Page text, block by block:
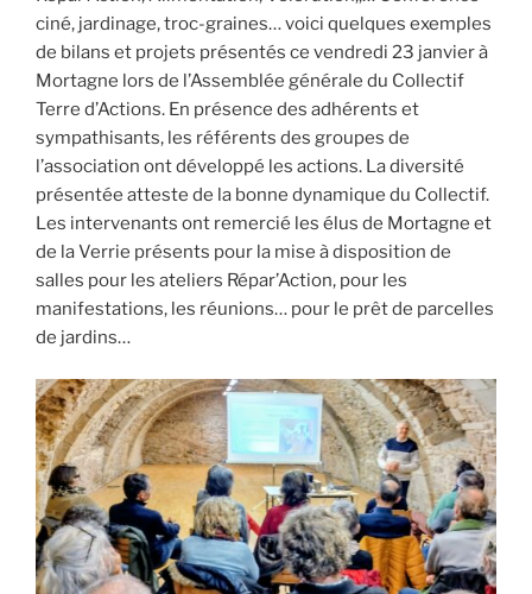
ciné, jardinage, troc-graines… voici quelques exemples
de bilans et projets présentés ce vendredi 23 janvier à
Mortagne lors de l’Assemblée générale du Collectif
Terre d’Actions. En présence des adhérents et
sympathisants, les référents des groupes de
l’association ont développé les actions. La diversité
présentée atteste de la bonne dynamique du Collectif.
Les intervenants ont remercié les élus de Mortagne et
de la Verrie présents pour la mise à disposition de
salles pour les ateliers Répar’Action, pour les
manifestations, les réunions… pour le prêt de parcelles
de jardins…